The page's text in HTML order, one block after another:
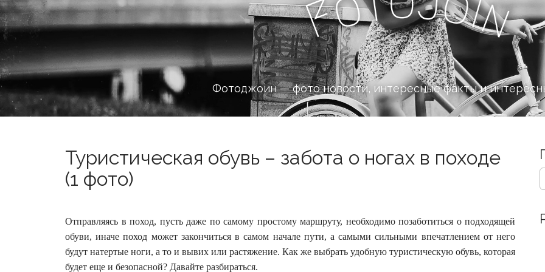
F i
n
Фотоджоин — фото новости, интересные факты и
Туристическая обувь – забота о ногах в походе
(1 фото)
Отправляясь в поход, пусть даже по самому простому маршруту, необходимо позаботиться о подходящей
обуви, иначе поход может закончиться в самом начале пути, а самыми сильными впечатлением от него
будут натертые ноги, а то и вывих или растяжение. Как же выбрать удобную туристическую обувь, которая
будет еще и безопасной? Давайте разбираться.
S
e
c